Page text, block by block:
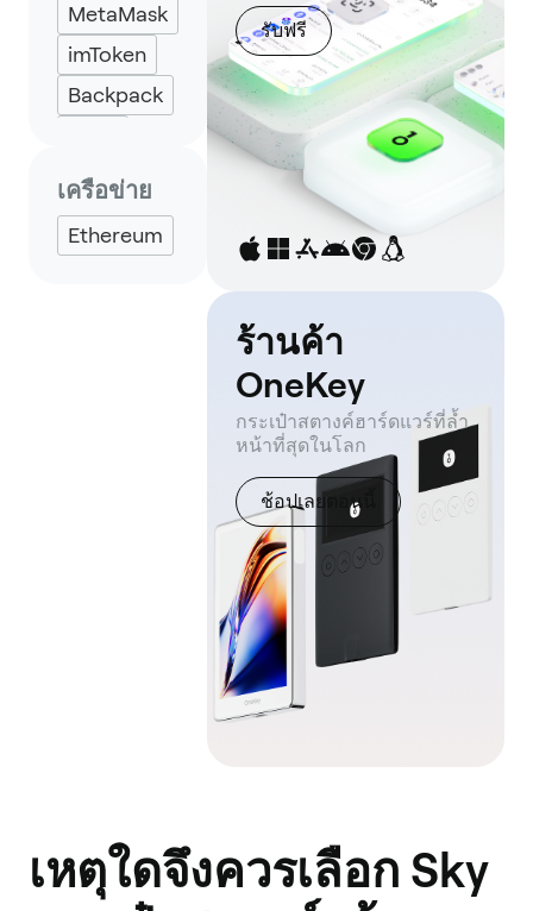
MetaMask
imToken
Backpack
Eternl
เครือข่าย
Ethereum
รับฟรี
ร้านค้า
OneKey
กระเป๋าสตางค์ฮาร์ดแวร์ที่ล้ำ
หน้าที่สุดในโลก
ช้อปเลยตอนนี้
เหตุใดจึงควรเลือก Sky